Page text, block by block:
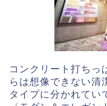
コンクリート打ちっ
らは想像できない清
タイプに分かれてい